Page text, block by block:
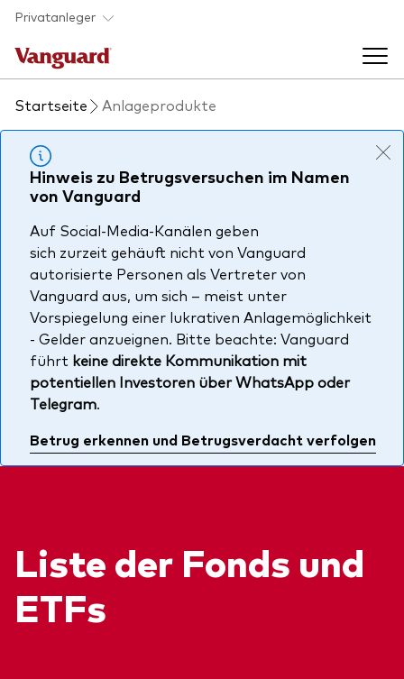
Skip to main content
Privatanleger
Indexfonds & ETFs
Back to main menu
Produkte handeln
Anbieterliste
Produkte im Überblick
Produktliste
Fondsdokumente
ETFs
Anleihen
Multi-Asset
Wissen
Back to main menu
Aktuelles
ETF-Wissen
Unsere Anlageprinzipien
Veranstaltungen
Über uns
Back to main menu
Unsere Mission
Jetzt investieren
Startseite Anlageprodukte
Hinweis zu Betrugsversuchen im Namen
von Vanguard
Auf Social-Media-Kanälen geben
sich zurzeit gehäuft nicht von Vanguard
autorisierte Personen als Vertreter von
Vanguard aus, um sich – meist unter
Vorspiegelung einer lukrativen Anlagemöglichkeit
- Gelder anzueignen. Bitte beachte: Vanguard
führt keine direkte Kommunikation mit
potentiellen Investoren über WhatsApp oder
Telegram.
Betrug erkennen und Betrugsverdacht verfolgen
Liste der Fonds und
ETFs